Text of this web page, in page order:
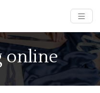
online